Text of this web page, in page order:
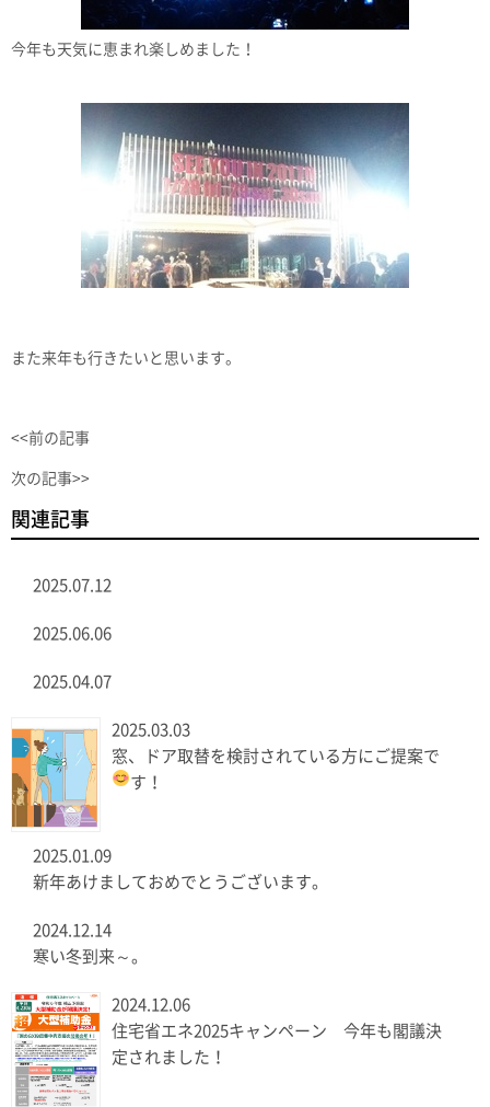
今年も天気に恵まれ楽しめました！
また来年も行きたいと思います。
<<前の記事
次の記事>>
関連記事
2025.07.12
2025.06.06
2025.04.07
2025.03.03
窓、ドア取替を検討されている方にご提案で
す！
2025.01.09
新年あけましておめでとうございます。
2024.12.14
寒い冬到来～。
2024.12.06
住宅省エネ2025キャンペーン 今年も閣議決
定されました！